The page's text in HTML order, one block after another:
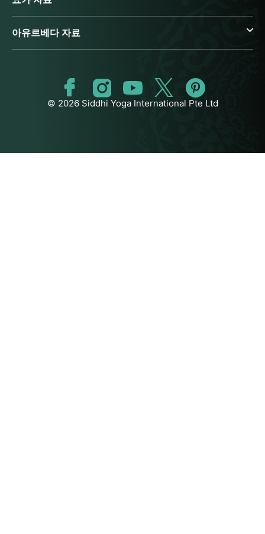
아유르베다 자료
© 2026 Siddhi Yoga International Pte Ltd